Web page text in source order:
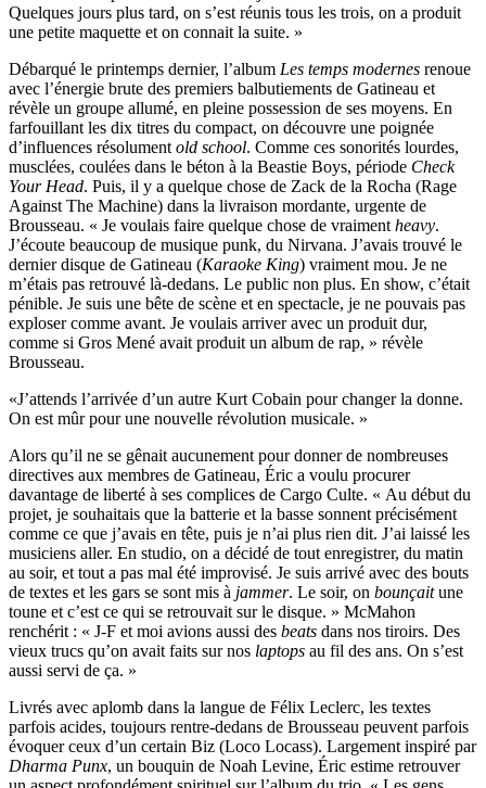
Quelques jours plus tard, on s’est réunis tous les trois, on a produit
une petite maquette et on connait la suite. »
Débarqué le printemps dernier, l’album Les temps modernes renoue
avec l’énergie brute des premiers balbutiements de Gatineau et
révèle un groupe allumé, en pleine possession de ses moyens. En
farfouillant les dix titres du compact, on découvre une poignée
d’influences résolument old school. Comme ces sonorités lourdes,
musclées, coulées dans le béton à la Beastie Boys, période Check
Your Head. Puis, il y a quelque chose de Zack de la Rocha (Rage
Against The Machine) dans la livraison mordante, urgente de
Brousseau. « Je voulais faire quelque chose de vraiment heavy.
J’écoute beaucoup de musique punk, du Nirvana. J’avais trouvé le
dernier disque de Gatineau (Karaoke King) vraiment mou. Je ne
m’étais pas retrouvé là-dedans. Le public non plus. En show, c’était
pénible. Je suis une bête de scène et en spectacle, je ne pouvais pas
exploser comme avant. Je voulais arriver avec un produit dur,
comme si Gros Mené avait produit un album de rap, » révèle
Brousseau.
«J’attends l’arrivée d’un autre Kurt Cobain pour changer la donne.
On est mûr pour une nouvelle révolution musicale. »
Alors qu’il ne se gênait aucunement pour donner de nombreuses
directives aux membres de Gatineau, Éric a voulu procurer
davantage de liberté à ses complices de Cargo Culte. « Au début du
projet, je souhaitais que la batterie et la basse sonnent précisément
comme ce que j’avais en tête, puis je n’ai plus rien dit. J’ai laissé les
musiciens aller. En studio, on a décidé de tout enregistrer, du matin
au soir, et tout a pas mal été improvisé. Je suis arrivé avec des bouts
de textes et les gars se sont mis à jammer. Le soir, on bounçaitune
toune et c’est ce qui se retrouvait sur le disque. » McMahon
renchérit : « J-F et moi avions aussi des beats dans nos tiroirs. Des
vieux trucs qu’on avait faits sur nos laptops au fil des ans. On s’est
aussi servi de ça. »
Livrés avec aplomb dans la langue de Félix Leclerc, les textes
parfois acides, toujours rentre-dedans de Brousseau peuvent parfois
évoquer ceux d’un certain Biz (Loco Locass). Largement inspiré par
Dharma Punx, un bouquin de Noah Levine, Éric estime retrouver